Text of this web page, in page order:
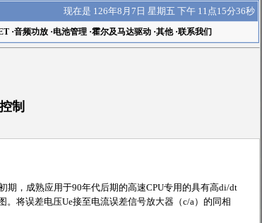
现在是 126年8月7日 星期五 下午 11点15分37秒
·音频功放·电池管理·霍尔及马达驱动·其他·联系我们
制
期，成熟应用于90年代后期的高速CPU专用的具有高di/dt
将误差电压Ue接至电流误差信号放大器（c/a）的同相